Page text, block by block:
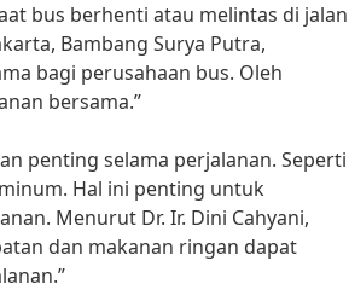
bus berhenti atau melintas di jalan
Bambang Surya Putra,
bagi perusahaan bus. Oleh
bersama.”
penting selama perjalanan. Seperti
Hal ini penting untuk
Menurut Dr. Ir. Dini Cahyani,
dan makanan ringan dapat